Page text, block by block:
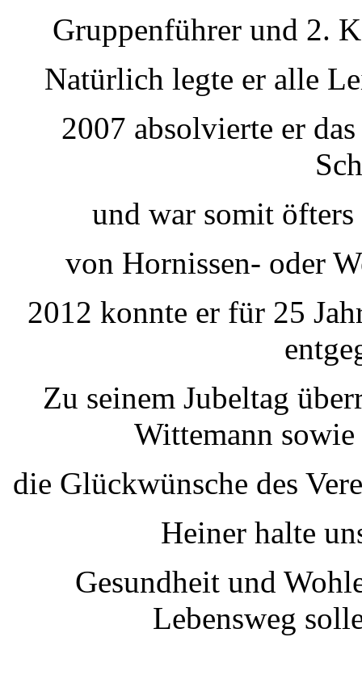
Gruppenführer und 2.
Natürlich legte er alle
2007 absolvierte er
und war somit
von Hornissen- oder
2012 konnte er für 25
Zu seinem Jubeltag
Wittemann
die Glückwünsche des
Heiner halte
Gesundheit und
Lebensweg